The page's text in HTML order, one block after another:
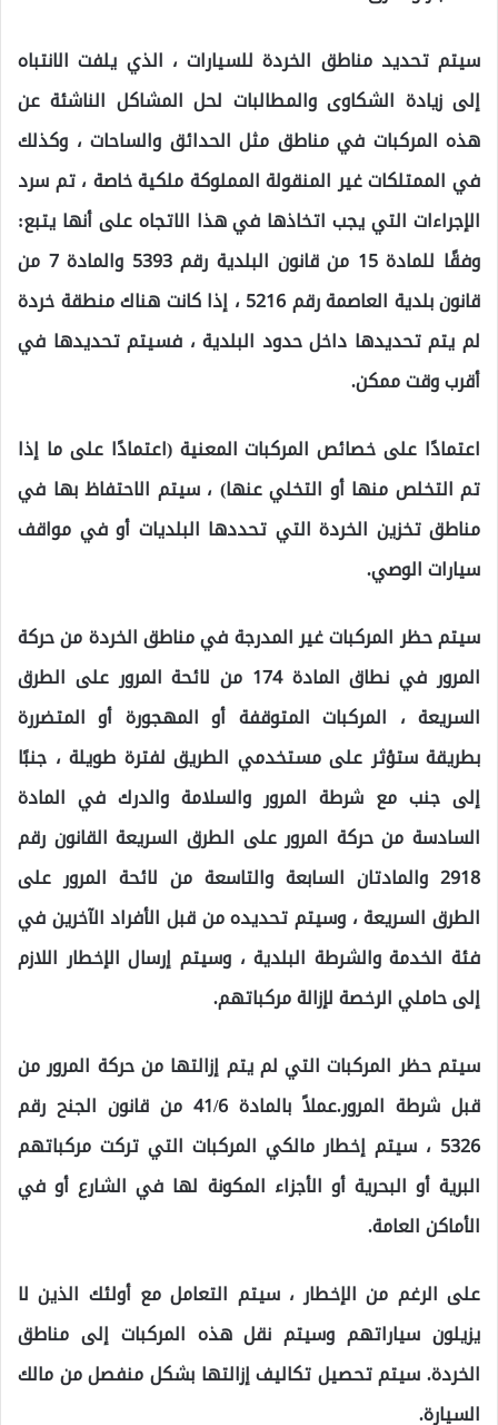
سيتم تحديد مناطق الخردة للسيارات ، الذي يلفت الانتباه
إلى زيادة الشكاوى والمطالبات لحل المشاكل الناشئة عن
هذه المركبات في مناطق مثل الحدائق والساحات ، وكذلك
في الممتلكات غير المنقولة المملوكة ملكية خاصة ، تم سرد
الإجراءات التي يجب اتخاذها في هذا الاتجاه على أنها يتبع:
وفقًا للمادة 15 من قانون البلدية رقم 5393 والمادة 7 من
قانون بلدية العاصمة رقم 5216 ، إذا كانت هناك منطقة خردة
لم يتم تحديدها داخل حدود البلدية ، فسيتم تحديدها في
أقرب وقت ممكن.
اعتمادًا على خصائص المركبات المعنية (اعتمادًا على ما إذا
تم التخلص منها أو التخلي عنها) ، سيتم الاحتفاظ بها في
مناطق تخزين الخردة التي تحددها البلديات أو في مواقف
سيارات الوصي.
سيتم حظر المركبات غير المدرجة في مناطق الخردة من حركة
المرور في نطاق المادة 174 من لائحة المرور على الطرق
السريعة ، المركبات المتوقفة أو المهجورة أو المتضررة
بطريقة ستؤثر على مستخدمي الطريق لفترة طويلة ، جنبًا
إلى جنب مع شرطة المرور والسلامة والدرك في المادة
السادسة من حركة المرور على الطرق السريعة القانون رقم
2918 والمادتان السابعة والتاسعة من لائحة المرور على
الطرق السريعة ، وسيتم تحديده من قبل الأفراد الآخرين في
فئة الخدمة والشرطة البلدية ، وسيتم إرسال الإخطار اللازم
إلى حاملي الرخصة لإزالة مركباتهم.
سيتم حظر المركبات التي لم يتم إزالتها من حركة المرور من
قبل شرطة المرور.عملاً بالمادة 41/6 من قانون الجنح رقم
5326 ، سيتم إخطار مالكي المركبات التي تركت مركباتهم
البرية أو البحرية أو الأجزاء المكونة لها في الشارع أو في
الأماكن العامة.
على الرغم من الإخطار ، سيتم التعامل مع أولئك الذين لا
يزيلون سياراتهم وسيتم نقل هذه المركبات إلى مناطق
الخردة. سيتم تحصيل تكاليف إزالتها بشكل منفصل من مالك
السيارة.